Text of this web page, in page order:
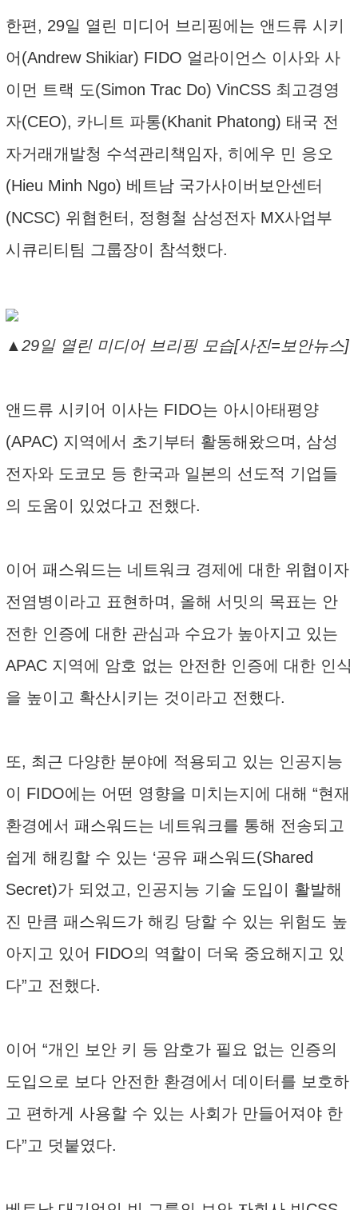
한편, 29일 열린 미디어 브리핑에는 앤드류 시키
어(Andrew Shikiar) FIDO 얼라이언스 이사와 사
이먼 트랙 도(Simon Trac Do) VinCSS 최고경영
자(CEO), 카니트 파통(Khanit Phatong) 태국 전
자거래개발청 수석관리책임자, 히에우 민 응오
(Hieu Minh Ngo) 베트남 국가사이버보안센터
(NCSC) 위협헌터, 정형철 삼성전자 MX사업부
시큐리티팀 그룹장이 참석했다.
▲29일 열린 미디어 브리핑 모습[사진=보안뉴스]
앤드류 시키어 이사는 FIDO는 아시아태평양
(APAC) 지역에서 초기부터 활동해왔으며, 삼성
전자와 도코모 등 한국과 일본의 선도적 기업들
의 도움이 있었다고 전했다.
이어 패스워드는 네트워크 경제에 대한 위협이자
전염병이라고 표현하며, 올해 서밋의 목표는 안
전한 인증에 대한 관심과 수요가 높아지고 있는
APAC 지역에 암호 없는 안전한 인증에 대한 인식
을 높이고 확산시키는 것이라고 전했다.
또, 최근 다양한 분야에 적용되고 있는 인공지능
이 FIDO에는 어떤 영향을 미치는지에 대해 “현재
환경에서 패스워드는 네트워크를 통해 전송되고
쉽게 해킹할 수 있는 ‘공유 패스워드(Shared
Secret)가 되었고, 인공지능 기술 도입이 활발해
진 만큼 패스워드가 해킹 당할 수 있는 위험도 높
아지고 있어 FIDO의 역할이 더욱 중요해지고 있
다”고 전했다.
이어 “개인 보안 키 등 암호가 필요 없는 인증의
도입으로 보다 안전한 환경에서 데이터를 보호하
고 편하게 사용할 수 있는 사회가 만들어져야 한
다”고 덧붙였다.